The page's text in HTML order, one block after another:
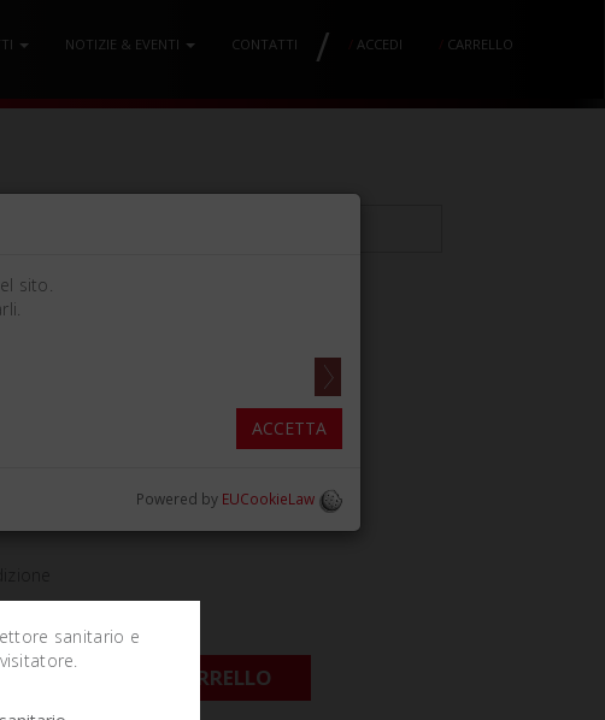
NOTIZIE & EVENTI CONTATTI / / ACCEDI / CARRELLO
AGGIUNGI AL CARRELLO
sanitario e
sito.
ACCETTA
Powered by EUCookieLaw